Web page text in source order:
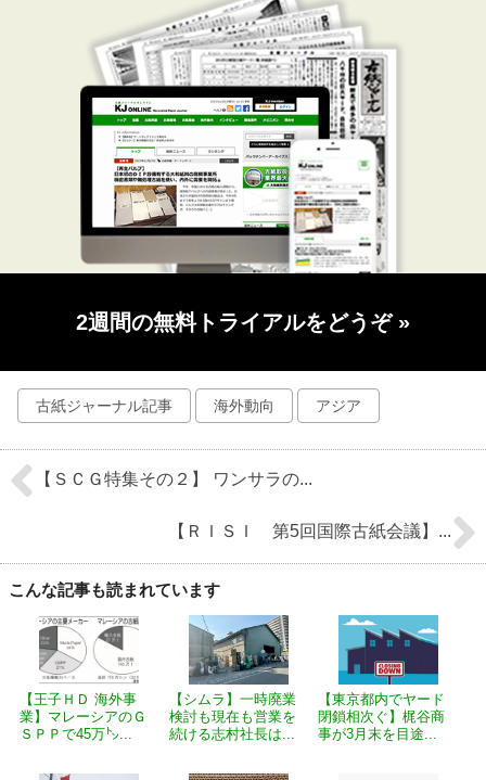
2週間の無料トライアルをどうぞ »
古紙ジャーナル記事 海外動向 アジア
【ＳＣＧ特集その２】 ワンサラの...
【ＲＩＳＩ 第5回国際古紙会議】...
こんな記事も読まれています
【王子ＨＤ 海外事
業】マレーシアのＧ
ＳＰＰで45万㌧...
【シムラ】一時廃業
検討も現在も営業を
続ける志村社長は...
【東京都内でヤード
閉鎖相次ぐ】梶谷商
事が3月末を目途...